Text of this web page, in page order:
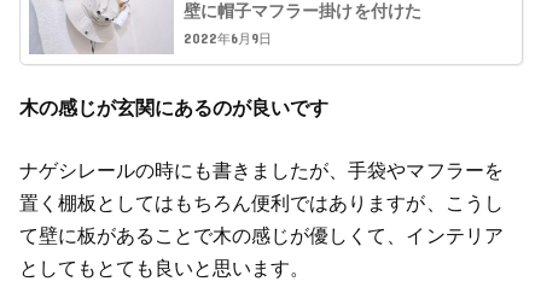
壁に帽子マフラー掛けを付けた
2022年6月9日
木の感じが玄関にあるのが良いです
ナゲシレールの時にも書きましたが、手袋やマフラーを
置く棚板としてはもちろん便利ではありますが、こうし
て壁に板があることで木の感じが優しくて、インテリア
としてもとても良いと思います。